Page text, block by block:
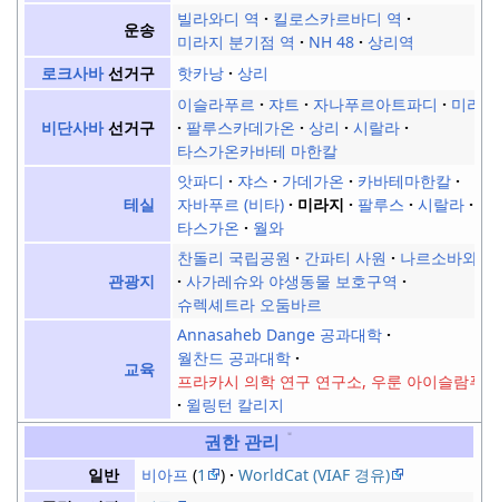
운송
빌라와디 역
킬로스카르바디 역
미라지 분기점 역
NH 48
상리역
로크사바선거구 핫카낭 상리
비단사바선거구
이슬라푸르 쟈트 자나푸르아트파디
미라지
팔루스카데가온
상리
시랄라
타스가온카바테 마한칼
테실
앗파디 쟈스 가데가온
카바테마한칼
자바푸르 (비타)
미라지 팔루스
시랄라
타스가온
월와
관광지
찬돌리 국립공원 간파티 사원
나르소바와디
사가레슈와 야생동물 보호구역
슈렉셰트라 오둠바르
교육
Annasaheb Dange 공과대학
월찬드 공과대학
프라카시 의학 연구 연구소, 우룬 아이슬람푸르
윌링턴 칼리지
권한 관리
일반 비아프 1
WorldCat (VIAF 경유)